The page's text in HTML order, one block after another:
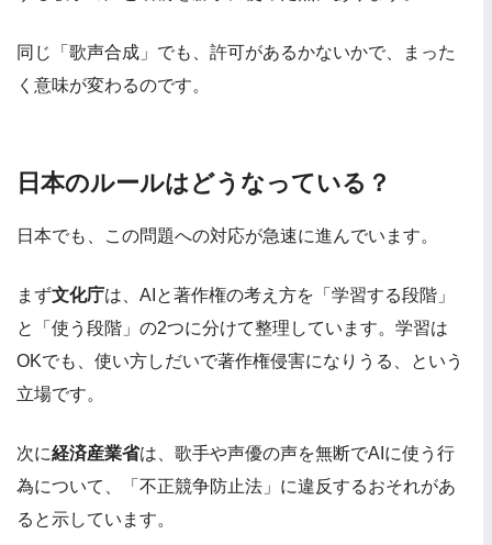
同じ「歌声合成」でも、許可があるかないかで、まった
く意味が変わるのです。
日本のルールはどうなっている？
日本でも、この問題への対応が急速に進んでいます。
まず文化庁は、AIと著作権の考え方を「学習する段階」
と「使う段階」の2つに分けて整理しています。学習は
OKでも、使い方しだいで著作権侵害になりうる、という
立場です。
次に経済産業省は、歌手や声優の声を無断でAIに使う行
為について、「不正競争防止法」に違反するおそれがあ
ると示しています。